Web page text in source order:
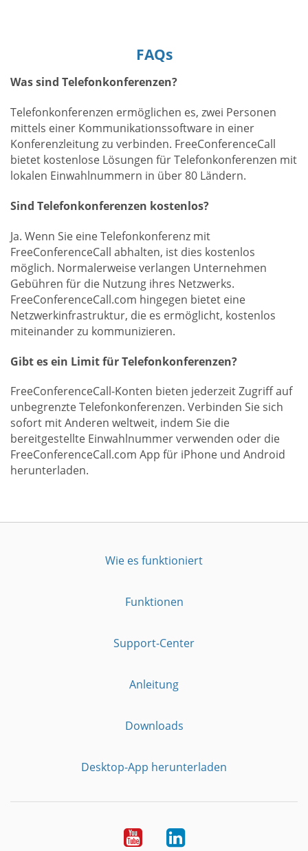
FAQs
Was sind Telefonkonferenzen?
Telefonkonferenzen ermöglichen es, zwei Personen
mittels einer Kommunikationssoftware in einer
Konferenzleitung zu verbinden. FreeConferenceCall
bietet kostenlose Lösungen für Telefonkonferenzen mit
lokalen Einwahlnummern in über 80 Ländern.
Sind Telefonkonferenzen kostenlos?
Ja. Wenn Sie eine Telefonkonferenz mit
FreeConferenceCall abhalten, ist dies kostenlos
möglich. Normalerweise verlangen Unternehmen
Gebühren für die Nutzung ihres Netzwerks.
FreeConferenceCall.com hingegen bietet eine
Netzwerkinfrastruktur, die es ermöglicht, kostenlos
miteinander zu kommunizieren.
Gibt es ein Limit für Telefonkonferenzen?
FreeConferenceCall-Konten bieten jederzeit Zugriff auf
unbegrenzte Telefonkonferenzen. Verbinden Sie sich
sofort mit Anderen weltweit, indem Sie die
bereitgestellte Einwahlnummer verwenden oder die
FreeConferenceCall.com App für iPhone und Android
herunterladen.
Wie es funktioniert
Funktionen
Support-Center
Anleitung
Downloads
Desktop-App herunterladen
YouTubeLinkedIn